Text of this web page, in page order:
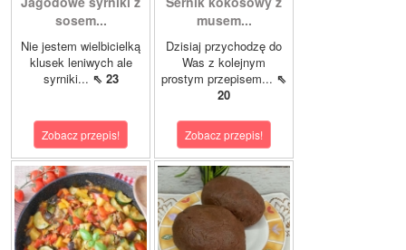
sosem...
Nie jestem wielbicielką
klusek leniwych ale
syrniki... ⇖ 23
Zobacz przepis!
musem...
Dzisiaj przychodzę do
Was z kolejnym
prostym przepisem... ⇖
20
Zobacz przepis!